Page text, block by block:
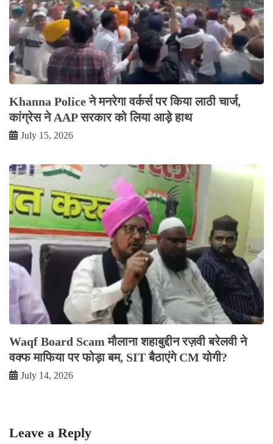
Khanna Police ने मनरेगा वर्कर्स पर किया लाठी चार्ज,
कांग्रेस ने AAP सरकार को लिया आड़े हाथ
July 15, 2026
Waqf Board Scam मौलाना शहाबुद्दीन रज़वी बरेलवी ने
वक्फ माफिया पर फोड़ा बम, SIT बैठाएंगे CM योगी?
July 14, 2026
Leave a Reply